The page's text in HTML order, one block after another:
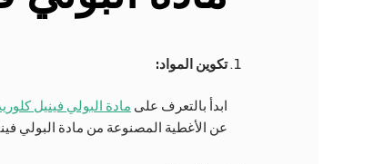
تكوين المواد:
ابدأ بالتعرف على مادة البولي فينيل
عن الأغطية المصنوعة من مادة البولي